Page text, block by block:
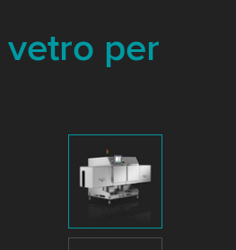
per